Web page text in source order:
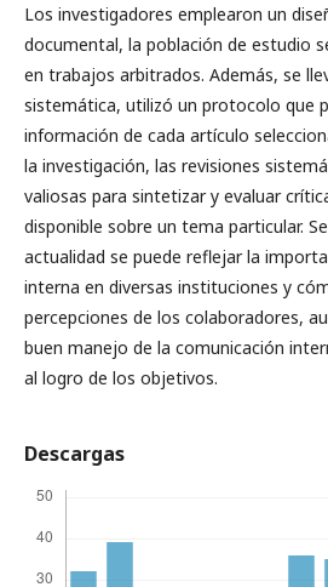
Los investigadores emplearon un
documental, la población de estudio
en trabajos arbitrados. Además, se
sistemática, utilizó un protocolo que
información de cada artículo
la investigación, las revisiones
valiosas para sintetizar y evaluar
disponible sobre un tema particular.
actualidad se puede reflejar la
interna en diversas instituciones y
percepciones de los colaboradores,
buen manejo de la comunicación
al logro de los objetivos.
Descargas